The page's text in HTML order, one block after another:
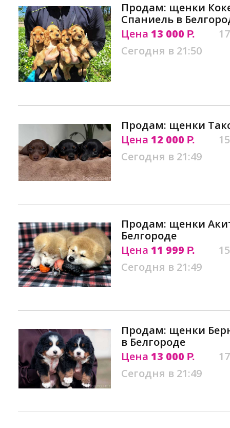
Продам: щенки
Спаниель в
Цена 13 000 Р.
Сегодня в 21:50
Продам: щенки
Цена 12 000 Р.
Сегодня в 21:49
Продам: щенки
Белгороде
Цена 11 999 Р.
Сегодня в 21:49
Продам: щенки
в Белгороде
Цена 13 000 Р.
Сегодня в 21:49